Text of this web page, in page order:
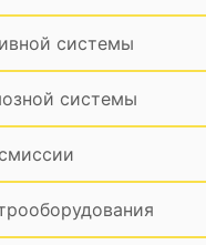
системы
системы